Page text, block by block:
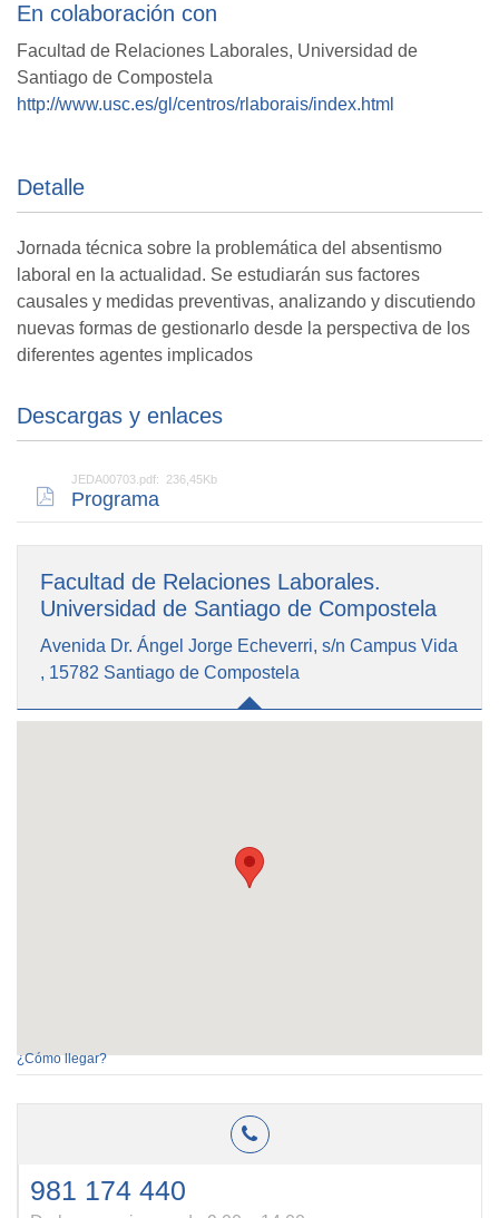
En colaboración con
Facultad de Relaciones Laborales, Universidad de
Santiago de Compostela
http://www.usc.es/gl/centros/rlaborais/index.html
Detalle
Jornada técnica sobre la problemática del absentismo
laboral en la actualidad. Se estudiarán sus factores
causales y medidas preventivas, analizando y discutiendo
nuevas formas de gestionarlo desde la perspectiva de los
diferentes agentes implicados
Descargas y enlaces
JEDA00703.pdf: 236,45Kb
Programa
Facultad de Relaciones Laborales.
Universidad de Santiago de Compostela
Avenida Dr. Ángel Jorge Echeverri, s/n Campus Vida
, 15782 Santiago de Compostela
¿Cómo llegar?
981 174 440